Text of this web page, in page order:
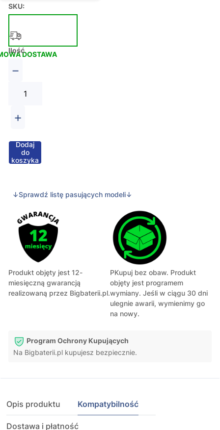
SKU:
DOSTAWA
Ilość
−
+
Dodaj
do
koszyka
↓Sprawdź listę pasujących modeli↓
Produkt objęty jest 12-
miesięczną gwarancją
realizowaną przez Bigbaterii.pl.
PKupuj bez obaw. Produkt
objęty jest programem
wymiany. Jeśli w ciągu 30 dni
ulegnie awarii, wymienimy go
na nowy.
Program Ochrony Kupujących
Na Bigbaterii.pl kupujesz bezpiecznie.
Opis produktu Kompatybilność
Dostawa i płatność